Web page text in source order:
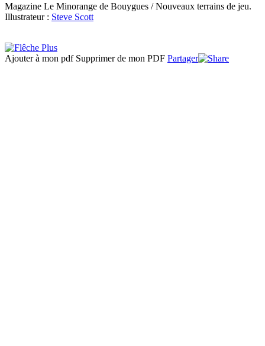
Magazine Le Minorange de Bouygues / Nouveaux terrains de jeu.
Illustrateur : Steve Scott
Ajouter à mon pdf Supprimer de mon PDF Partager